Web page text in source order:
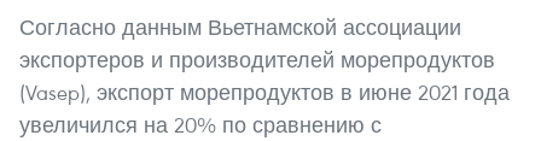
Согласно данным Вьетнамской ассоциации
экспортеров и производителей морепродуктов
(Vasep), экспорт морепродуктов в июне 2021 года
увеличился на 20% по сравнению с